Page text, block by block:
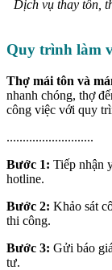
Dịch vụ thay tôn,
Quy trình làm
Thợ mái tôn và
nhanh chóng, thợ
công việc với quy
...........................
Bước 1: Tiếp nhận
hotline.
Bước 2: Khảo sát
thi công.
Bước 3: Gửi báo
tư.